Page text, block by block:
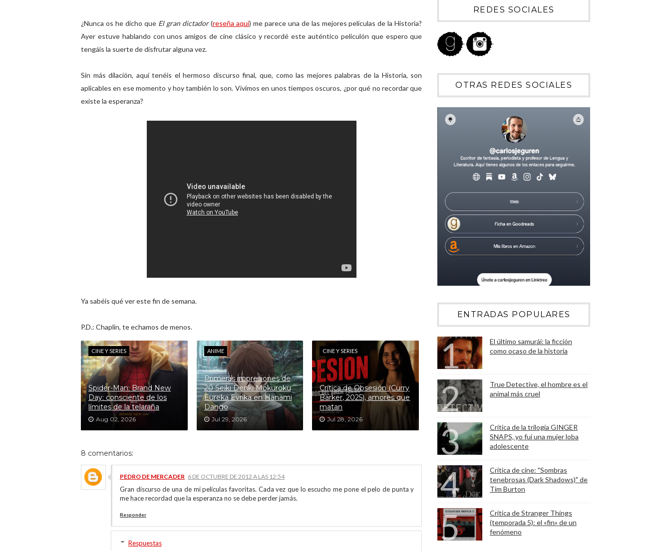
¿Nunca os he dicho que El gran dictador(reseña aquí) me parece una de las mejores películas de la Historia?
Ayer estuve hablando con unos amigos de cine clásico y recordé este auténtico peliculón que espero que
tengáis la suerte de disfrutar alguna vez.
Sin más dilación, aquí tenéis el hermoso discurso final, que, como las mejores palabras de la Historia, son
aplicables en ese momento y hoy también lo son. Vivimos en unos tiempos oscuros, ¿por qué no recordar que
existe la esperanza?
Ya sabéis qué ver este fin de semana.
P.D.: Chaplin, te echamos de menos.
CINE Y SERIES
Spider-Man: Brand New
Day: consciente de los
límites de la telaraña
Aug 02, 2026
ANIME
Primeras impresiones de
20 Seiki Denki Mokuroku
Eureka Evrika en Hanami
Dango
Jul 29, 2026
CINE Y SERIES
Crítica de Obsesión (Curry
Barker, 2025), amores que
matan
Jul 28, 2026
8 comentarios:
PEDRO DE MERCADER 6 DE OCTUBRE DE 2012 A LAS 12:54
Gran discurso de una de mi películas favoritas. Cada vez que lo escucho me pone el pelo de punta y
me hace recordad que la esperanza no se debe perder jamás.
Responder
Respuestas
REDES SOCIALES
OTRAS REDES SOCIALES
ENTRADAS POPULARES
El último samurái: la ficción
como ocaso de la historia
True Detective, el hombre es el
animal más cruel
Crítica de la trilogía GINGER
SNAPS, yo fui una mujer loba
adolescente
Crítica de cine: "Sombras
tenebrosas (Dark Shadows)" de
Tim Burton
Crítica de Stranger Things
(temporada 5): el «fin» de un
fenómeno